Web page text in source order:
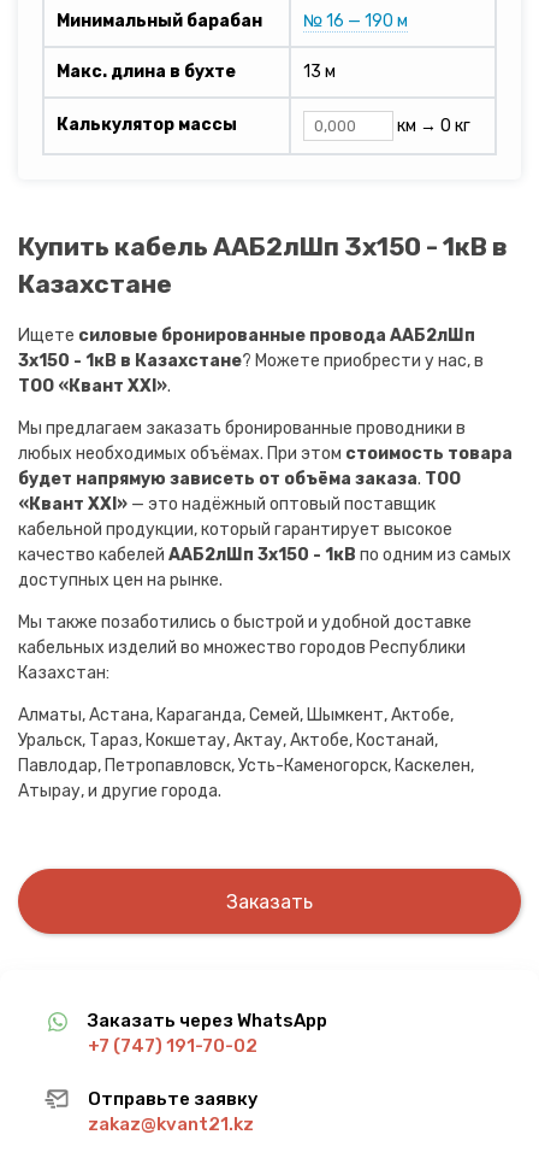
Минимальный барабан № 16 — 190 м
Макс. длина в бухте 13 м
Калькулятор массы км → 0 кг
Купить кабель ААБ2лШп 3х150 - 1кВ в
Казахстане
Ищете силовые бронированные провода ААБ2лШп
3х150 - 1кВ в Казахстане? Можете приобрести у нас, в
ТОО «Квант XXI».
Мы предлагаем заказать бронированные проводники в
любых необходимых объёмах. При этом стоимость товара
будет напрямую зависеть от объёма заказа. ТОО
«Квант XXI» — это надёжный оптовый поставщик
кабельной продукции, который гарантирует высокое
качество кабелей ААБ2лШп 3х150 - 1кВ по одним из самых
доступных цен на рынке.
Мы также позаботились о быстрой и удобной доставке
кабельных изделий во множество городов Республики
Казахстан:
Алматы, Астана, Караганда, Семей, Шымкент, Актобе,
Уральск, Тараз, Кокшетау, Актау, Актобе, Костанай,
Павлодар, Петропавловск, Усть-Каменогорск, Каскелен,
Атырау, и другие города.
Заказать
Заказать через WhatsApp
+7 (747) 191-70-02
Отправьте заявку
zakaz@kvant21.kz